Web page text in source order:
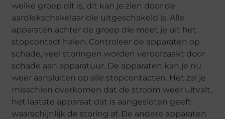
welke groep dit is, dit kan je zien door de
aardlekschakelaar die uitgeschakeld is. Alle
apparaten achter de groep die moet je uit het
stopcontact halen. Controleer de apparaten op
schade, veel storingen worden veroorzaakt door
schade aan apparatuur. De apparaten kan je nu
weer aansluiten op alle stopcontacten. Het zal je
misschien overkomen dat de stroom weer uitvalt,
het laatste apparaat dat is aangesloten geeft
waarschijnlijk de storing af. De andere apparaten